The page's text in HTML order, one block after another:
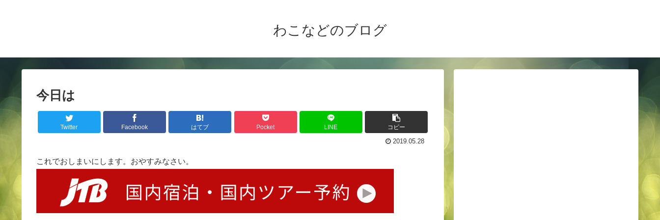
わこなどのブログ
今日は
Twitter Facebook はてブ Pocket LINE コピー
2019.05.28
これでおしまいにします。おやすみなさい。